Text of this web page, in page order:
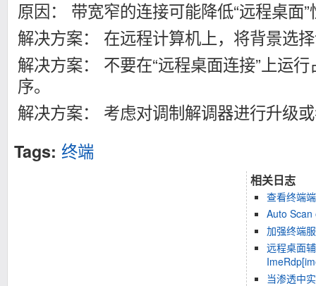
原因： 带宽窄的连接可能降低“远程桌面”
解决方案： 在远程计算机上，将背景选
解决方案： 不要在“远程桌面连接”上运
序。
解决方案： 考虑对调制解调器进行升级
Tags: 终端
相关日志
查看终端
Auto Scan
加强终端
远程桌面
当渗透中